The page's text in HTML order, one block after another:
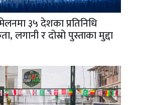
३५ देशका प्रतिनिधि
लगानी र दोस्रो पुस्ताका मुद्दा